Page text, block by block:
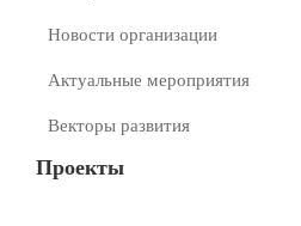
Новости организации
Актуальные мероприятия
Векторы развития
Проекты